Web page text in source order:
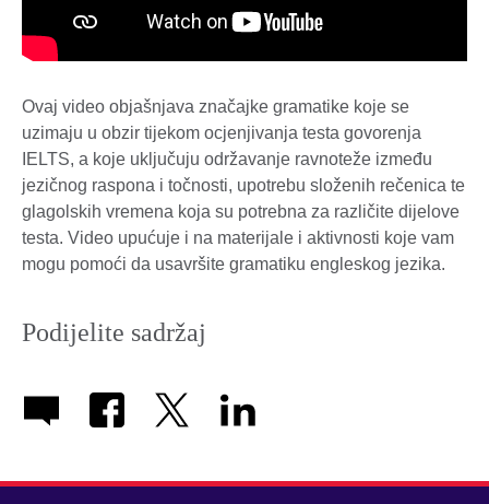
Ovaj video objašnjava značajke gramatike koje se
uzimaju u obzir tijekom ocjenjivanja testa govorenja
IELTS, a koje uključuju održavanje ravnoteže između
jezičnog raspona i točnosti, upotrebu složenih rečenica te
glagolskih vremena koja su potrebna za različite dijelove
testa. Video upućuje i na materijale i aktivnosti koje vam
mogu pomoći da usavršite gramatiku engleskog jezika.
Podijelite sadržaj